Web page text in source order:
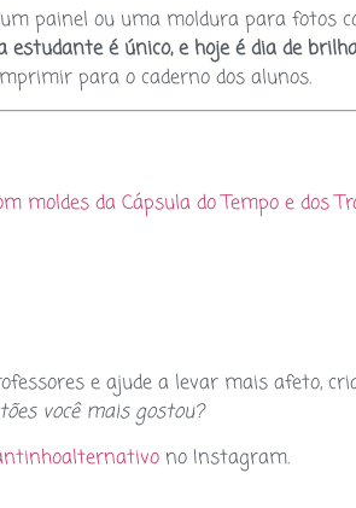
painel ou uma moldura para fotos
estudante é único, e hoje é dia de
para o caderno dos alunos.
moldes da Cápsula do Tempo e dos
e ajude a levar mais afeto,
você mais gostou?
no Instagram.